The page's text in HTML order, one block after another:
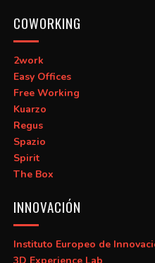
COWORKING
2work
Easy Offices
Free Working
Kuarzo
Regus
Spazio
Spirit
The Box
INNOVACIÓN
Instituto Europeo de